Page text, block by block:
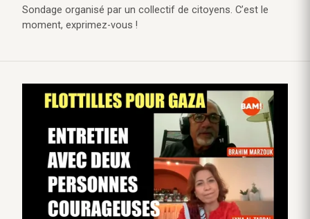
Sondage organisé par un collectif de citoyens. C’est le
moment, exprimez-vous !